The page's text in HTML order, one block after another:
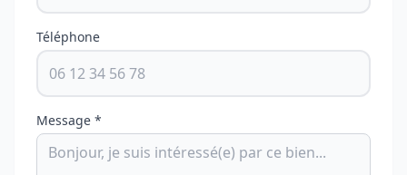
Téléphone
Message *